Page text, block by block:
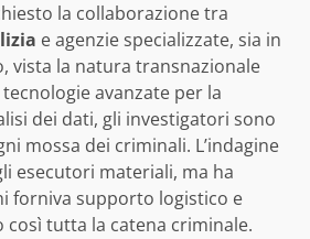
la collaborazione tra
e agenzie specializzate, sia in
vista la natura transnazionale
avanzate per la
dei dati, gli investigatori sono
mossa dei criminali. L’indagine
esecutori materiali, ma ha
forniva supporto logistico e
così tutta la catena criminale.